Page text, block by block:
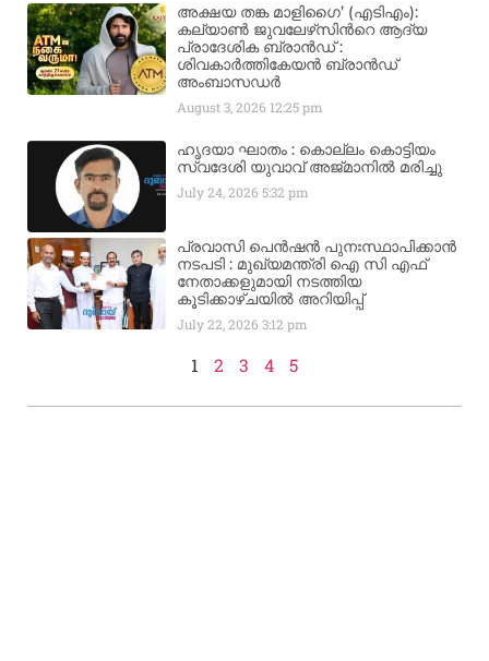
അക്ഷയ തങ്ക മാളിഗൈ’ (എടിഎം):
കല്യാണ്‍ ജുവലേഴ്‌സിന്‍റെ ആദ്യ
പ്രാദേശിക ബ്രാന്‍ഡ് :
ശിവകാര്‍ത്തികേയന്‍ ബ്രാന്‍ഡ്
അംബാസഡര്‍
August 3, 2026 12:25 pm
ഹൃദയാ ഘാതം : കൊല്ലം കൊട്ടിയം
സ്വദേശി യുവാവ് അജ്മാനിൽ മരിച്ചു
July 24, 20265:32 pm
പ്രവാസി പെൻഷൻ പുനഃസ്ഥാപിക്കാൻ
നടപടി : മുഖ്യമന്ത്രി ഐ സി എഫ്
നേതാക്കളുമായി നടത്തിയ
കൂടിക്കാഴ്ചയിൽ അറിയിപ്പ്
July 22, 20263:12 pm
1 2 3 4 5